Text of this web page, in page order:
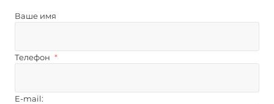
Ваше имя
Телефон *
E-mail: